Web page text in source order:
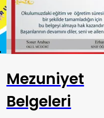
Mezuniyet
Belgeleri